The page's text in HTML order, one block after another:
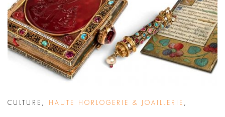
CULTURE HAUTE HORLOGERIE & JOAILLERIE